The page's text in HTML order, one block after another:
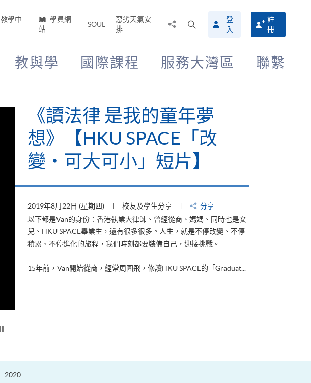
教學中
學員網
站
SOUL
惡劣天氣安
排
搜
尋
介
登
入
註
冊
教與學 國際課程 服務大灣區 聯繫
《讀法律 是我的童年夢
想》【HKU SPACE「改
變‧可大可小」短片】
2019年8月22日 (星期四) 校友及學生分享
分享
以下都是Van的身份：香港執業大律師、曾經從商、媽媽、同時也是女
兒、HKU SPACE畢業生，還有很多很多。人生，就是不停改變、不停
積累、不停進化的旅程，我們時刻都要裝備自己，迎接挑戰。
15年前，Van開始從商，經常周圍飛，修讀HKU SPACE的「Graduat...
2020